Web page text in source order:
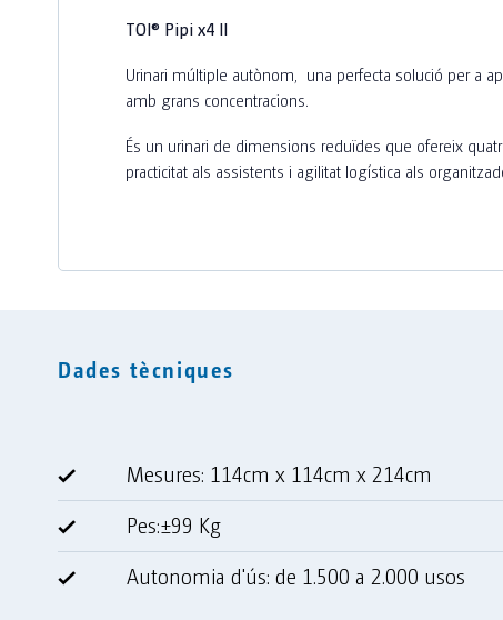
TOI® Pipi x4 II
Urinari múltiple autònom, una perfecta solució per a
amb grans concentracions.
És un urinari de dimensions reduïdes que ofereix
practicitat als assistents i agilitat logística als
Dades tècniques
Mesures: 114cm x 114cm x 214cm
Pes:±99 Kg
Autonomia d'ús: de 1.500 a 2.000 usos